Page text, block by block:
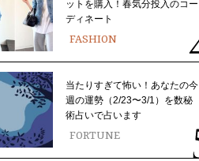
ットを購入！春気分投入のコー
ディネート
FASHION
当たりすぎて怖い！あなたの今
週の運勢（2/23〜3/1）を数秘
術占いで占います
FORTUNE